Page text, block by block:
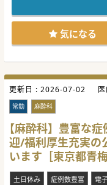
都立病院・大学病院
診療のご支援を頂く
めております。
#春入職可 #秋入職可
気になる
更新日 : 2026-07-02
常勤 麻酔科
【麻酔科】豊富な
迎/福利厚生充実の
います［東京都青梅
土日休み 症例数豊富 電